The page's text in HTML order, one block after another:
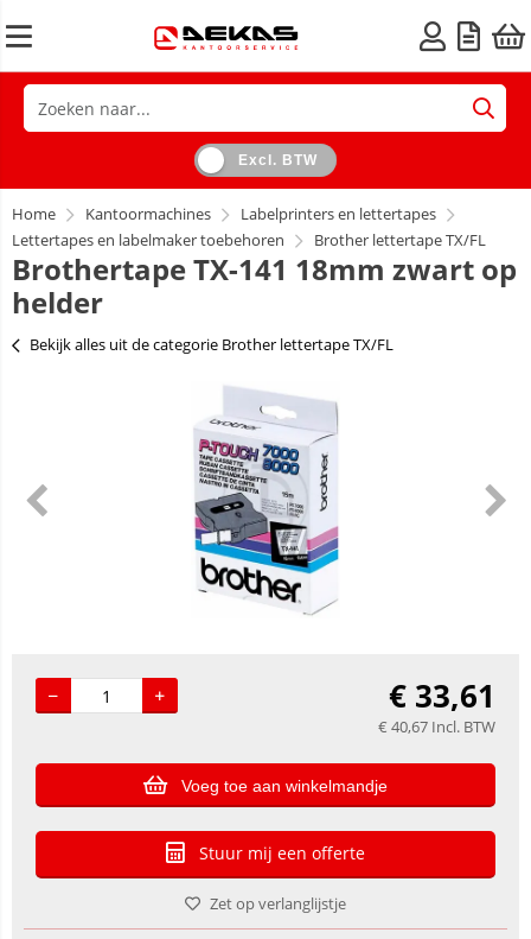
Excl. BTW
Home Kantoormachines
Labelprinters en lettertapes
Lettertapes en labelmaker toebehoren
Brother lettertape TX/FL
Brothertape TX-141 18mm zwart op
helder
Bekijk alles uit de categorie Brother lettertape TX/FL
€ 33,61
€ 40,67 Incl. BTW
Voeg toe aan winkelmandje
Stuur mij een offerte
Zet op verlanglijstje